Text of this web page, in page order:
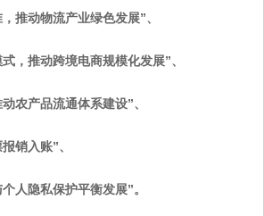
推动物流产业绿色发展”、
，推动跨境电商规模化发展”、
农产品流通体系建设”、
销入账”、
人隐私保护平衡发展”。